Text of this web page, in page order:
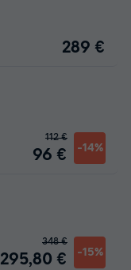
289 €
96 € -14%
112 €
295,80 € -15%
348 €